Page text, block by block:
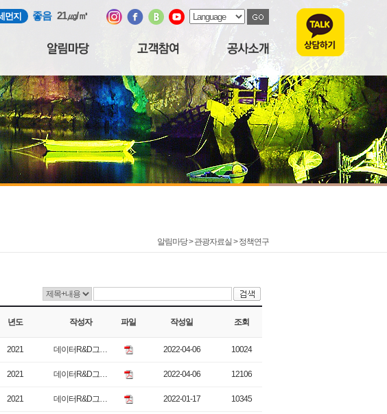
먼지 좋음 21㎍/㎥
알림마당 > 관광자료실 >정책연구
년도 작성자 파일 작성일 조회
2021 데이터R&D그… 2022-04-06 10024
2021 데이터R&D그… 2022-04-06 12106
2021 데이터R&D그… 2022-01-17 10345